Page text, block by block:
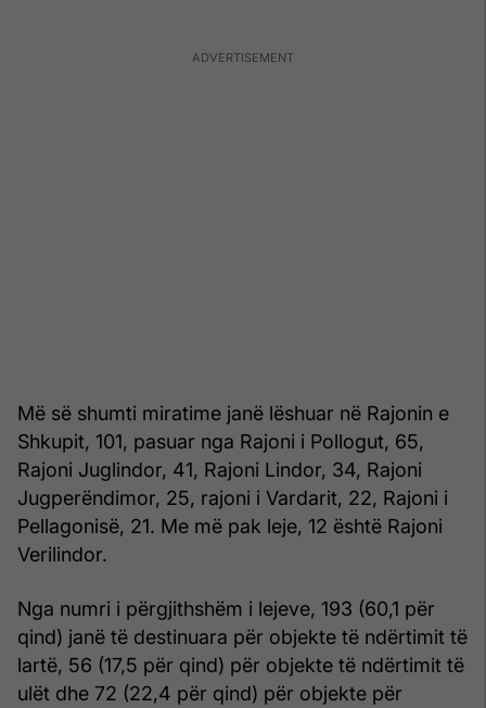
Më së shumti miratime janë lëshuar në Rajonin e
Shkupit, 101, pasuar nga Rajoni i Pollogut, 65,
Rajoni Juglindor, 41, Rajoni Lindor, 34, Rajoni
Jugperëndimor, 25, rajoni i Vardarit, 22, Rajoni i
Pellagonisë, 21. Me më pak leje, 12 është Rajoni
Verilindor.
Nga numri i përgjithshëm i lejeve, 193 (60,1 për
qind) janë të destinuara për objekte të ndërtimit të
lartë, 56 (17,5 për qind) për objekte të ndërtimit të
ulët dhe 72 (22,4 për qind) për objekte për